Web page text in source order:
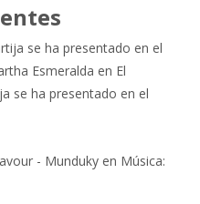
se ha presentado en el
Esmeralda en El
se ha presentado en el
- Munduky en Música: